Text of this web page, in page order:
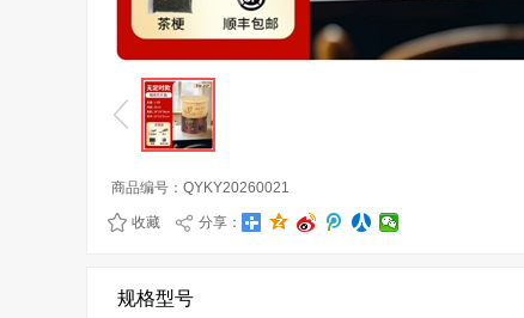
商品编号： QYKY20260021
收藏 分享：
规格型号